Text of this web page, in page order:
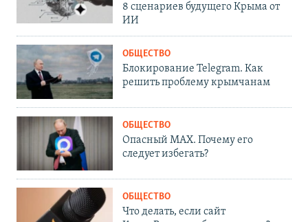
8 сценариев будущего Крыма от
ИИ
ОБЩЕСТВО
Блокирование Telegram. Как
решить проблему крымчанам
ОБЩЕСТВО
Опасный MAX. Почему его
следует избегать?
ОБЩЕСТВО
Что делать, если сайт